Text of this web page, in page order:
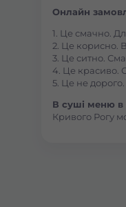
Онлайн
1. Це смачно.
2. Це корисно.
3. Це ситно.
4. Це красиво.
5. Це не
В суші меню в
Кривого Рогу